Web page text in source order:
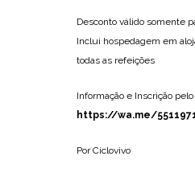
Desconto válido somente
Inclui hospedagem em
todas as refeições
Informação e Inscrição
https://wa.me/
Por Ciclovivo